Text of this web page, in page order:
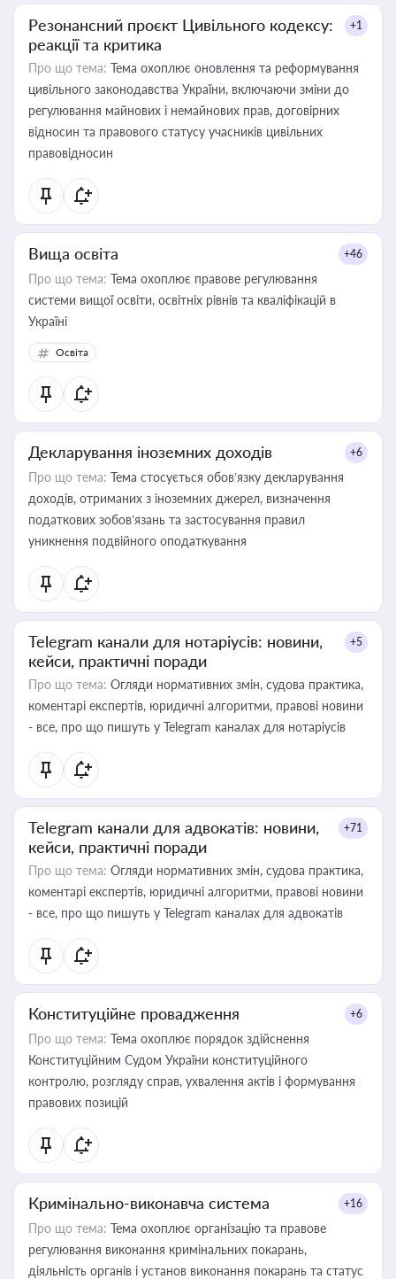
Резонансний проєкт Цивільного кодексу:
реакції та критика
+1
Про що тема: Тема охоплює оновлення та реформування
цивільного законодавства України, включаючи зміни до
регулювання майнових і немайнових прав, договірних
відносин та правового статусу учасників цивільних
правовідносин
Вища освіта +46
Про що тема: Тема охоплює правове регулювання
системи вищої освіти, освітніх рівнів та кваліфікацій в
Україні
Освіта
Декларування іноземних доходів +6
Про що тема: Тема стосується обов’язку декларування
доходів, отриманих з іноземних джерел, визначення
податкових зобов’язань та застосування правил
уникнення подвійного оподаткування
Telegram канали для нотаріусів: новини,
кейси, практичні поради
+5
Про що тема: Огляди нормативних змін, судова практика,
коментарі експертів, юридичні алгоритми, правові новини
- все, про що пишуть у Telegram каналах для нотаріусів
Telegram канали для адвокатів: новини,
кейси, практичні поради
+71
Про що тема: Огляди нормативних змін, судова практика,
коментарі експертів, юридичні алгоритми, правові новини
- все, про що пишуть у Telegram каналах для адвокатів
Конституційне провадження +6
Про що тема: Тема охоплює порядок здійснення
Конституційним Судом України конституційного
контролю, розгляду справ, ухвалення актів і формування
правових позицій
Кримінально-виконавча система +16
Про що тема: Тема охоплює організацію та правове
регулювання виконання кримінальних покарань,
діяльність органів і установ виконання покарань та статус